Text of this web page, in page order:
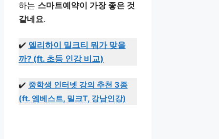
하는 스마트예약이 가장 좋은 것
같네요.
✔️ 엘리하이 밀크티 뭐가 맞을
까? (ft. 초등 인강 비교)
✔️ 중학생 인터넷 강의 추천 3종
(ft. 엠베스트, 밀크T, 강남인강)